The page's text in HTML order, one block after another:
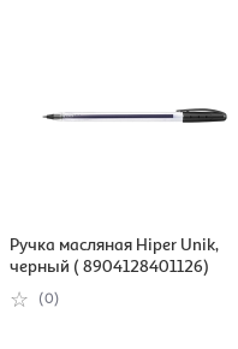
Ручка масляная Hiper Unik,
черный ( 8904128401126)
(0)